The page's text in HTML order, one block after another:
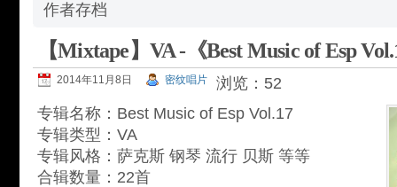
作者存档
【Mixtape】VA -《Best Music of Esp
2014年11月8日 密纹唱片
浏览：52
专辑名称：Best Music of Esp Vol.17
专辑类型：VA
专辑风格：萨克斯 钢琴 流行 贝斯 等等
合辑数量：22首